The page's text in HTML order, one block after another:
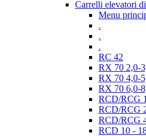
Carrelli elevatori
Menu
.
.
.
RC 42
RX 70 2,0-
RX 70 4,0-
RX 70 6,0-
RCD/RCG
RCD/RCG
RCD/RCG
RCD 10 -